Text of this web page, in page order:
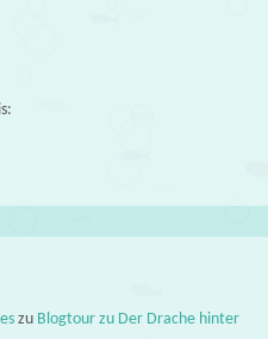
zu Blogtour zu Der Drache hinter